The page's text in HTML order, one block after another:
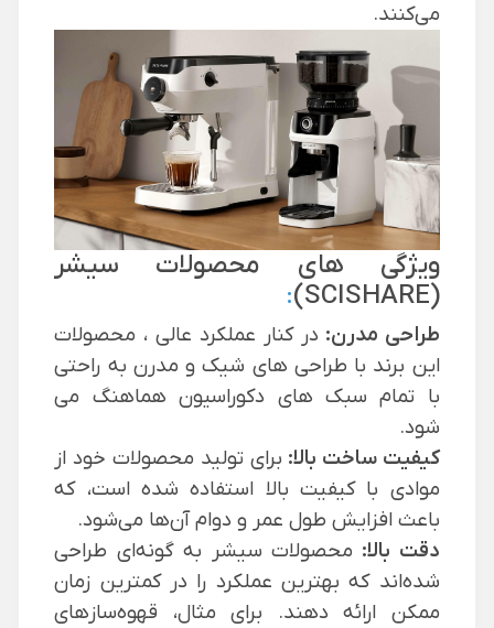
می‌کنند.
ویژگی های محصولات سیشر
(SCISHARE)
:
طراحی مدرن: در کنار عملکرد عالی ، محصولات
این برند با طراحی های شیک و مدرن به راحتی
با تمام سبک های دکوراسیون هماهنگ می
شود.
کیفیت ساخت بالا: برای تولید محصولات خود از
موادی با کیفیت بالا استفاده شده است، که
باعث افزایش طول عمر و دوام آن‌ها می‌شود.
دقت بالا: محصولات سیشر به گونه‌ای طراحی
شده‌اند که بهترین عملکرد را در کمترین زمان
ممکن ارائه دهند. برای مثال، قهوه‌سازهای